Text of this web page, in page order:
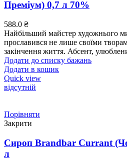
Преміум) 0,7 л 70%
588.0 ₴
Найбільший майстер художнього
прославився не лише своїми
закінчення життя. Абсент,
Додати до списку бажань
Додати в кошик
Quick view
відсутній
Порівняти
Закрити
Сироп Brandbar Currant
л